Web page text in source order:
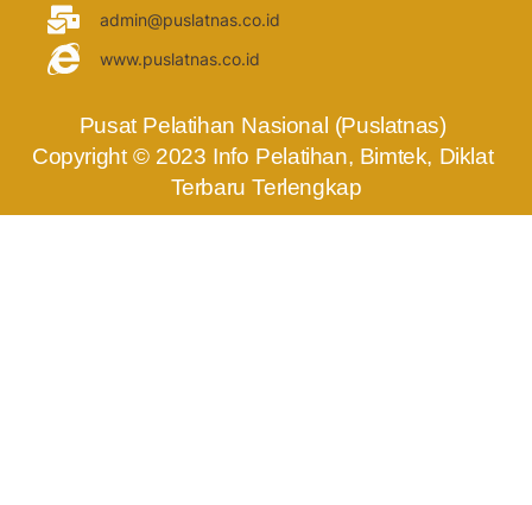
admin@puslatnas.co.id
www.puslatnas.co.id
Pusat Pelatihan Nasional (Puslatnas)
Copyright © 2023 Info Pelatihan, Bimtek, Diklat
Terbaru Terlengkap